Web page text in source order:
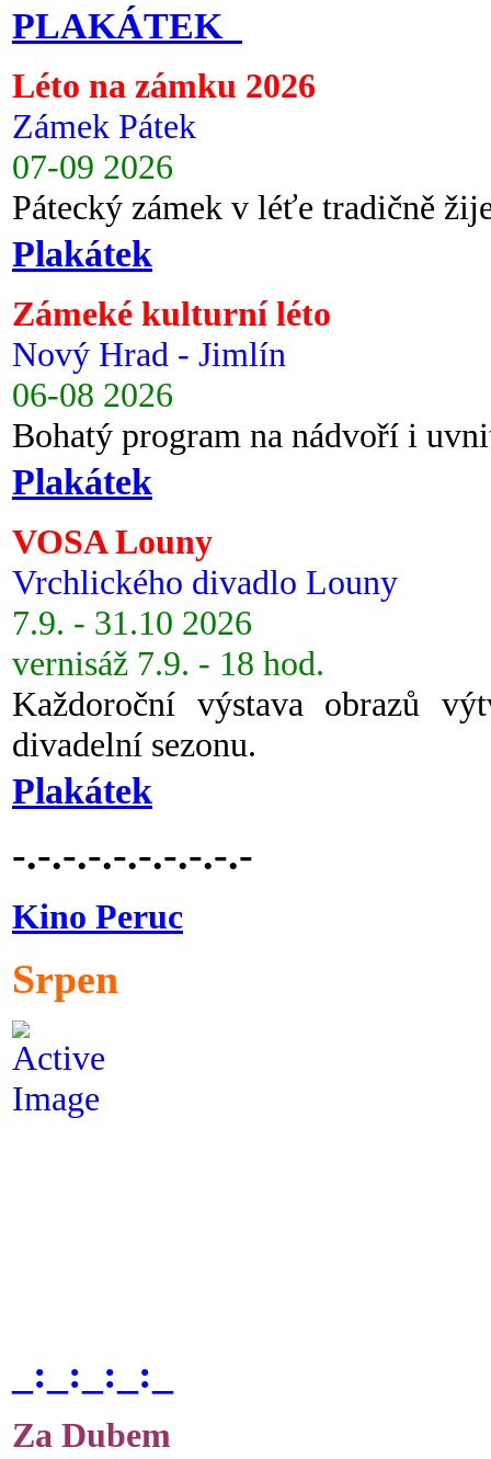
PLAKÁTEK
Léto na zámku 2026
Zámek Pátek
07-09 2026
Pátecký zámek v léťe tradičně
Plakátek
Zámeké kulturní léto
Nový Hrad - Jimlín
06-08 2026
Bohatý program na nádvoří i
Plakátek
VOSA Louny
Vrchlického divadlo Louny
7.9. - 31.10 2026
vernisáž 7.9. - 18 hod.
Každoroční výstava obrazů
divadelní sezonu.
Plakátek
-.-.-.-.-.-.-.-.-.-
Kino Peruc
Srpen
_:_:_:_:_
Za Dubem